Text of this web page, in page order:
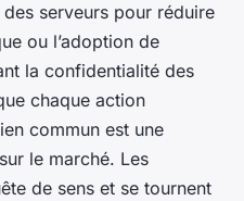
serveurs pour réduire
ou l’adoption de
la confidentialité des
chaque action
commun est une
le marché. Les
de sens et se tournent